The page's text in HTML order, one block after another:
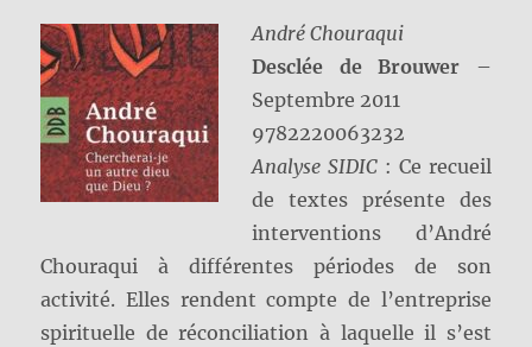
André Chouraqui
Desclée de Brouwer –
Septembre 2011
9782220063232
Analyse SIDIC : Ce recueil
de textes présente des
interventions d’André
Chouraqui à différentes périodes de son
activité. Elles rendent compte de l’entreprise
spirituelle de réconciliation à laquelle il s’est